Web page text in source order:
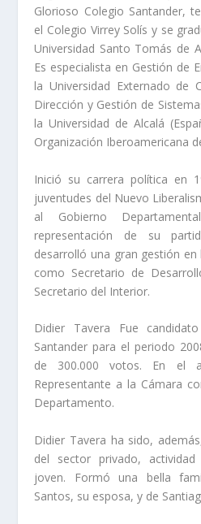
Glorioso Colegio Santander,
el Colegio Virrey Solís y se
Universidad Santo Tomás de
Es especialista en Gestión de
la Universidad Externado de
Dirección y Gestión de
la Universidad de Alcalá
Organización Iberoamericana
Inició su carrera política en
juventudes del Nuevo
al Gobierno
representación de su
desarrolló una gran gestión
como Secretario de
Secretario del Interior.
Didier Tavera Fue
Santander para el periodo
de 300.000 votos. En el
Representante a la Cámara
Departamento.
Didier Tavera ha sido,
del sector privado,
joven. Formó una bella
Santos, su esposa, y de